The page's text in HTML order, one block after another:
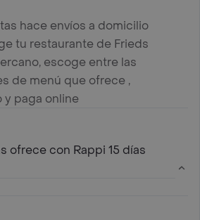
hace envíos a domicilio
tu restaurante de Frieds
escoge entre las
de menú que ofrece ,
y paga online
ofrece con Rappi 15 días